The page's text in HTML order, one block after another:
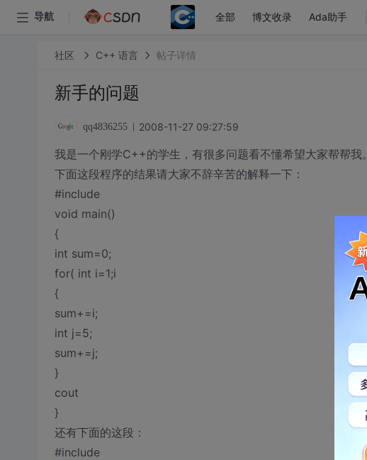
导航 全部 博文收录 Ada助手
社区 C++ 语言 帖子详情
新手的问题
qq4836255 2008-11-27 09:27:59
我是一个刚学C++的学生，有很多问题看不懂希望大家帮帮我。
下面这段程序的结果请大家不辞辛苦的解释一下：
#include
void main()
{
int sum=0;
for( int i=1;i
{
sum+=i;
int j=5;
sum+=j;
}
cout
}
还有下面的这段：
#include